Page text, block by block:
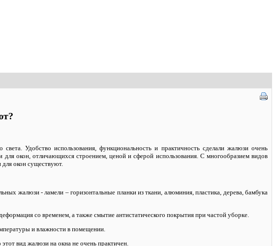
Удобство использования, функциональность и практичность сделали жалюзи очень
окон, отличающихся строением, ценой и сферой использования. С многообразием видов
окон существуют.
жалюзи - ламели – горизонтальные планки из ткани, алюминия, пластика, дерева, бамбука
со временем, а также смытие антистатического покрытия при частой уборке.
и влажности в помещении.
вид жалюзи на окна не очень практичен.